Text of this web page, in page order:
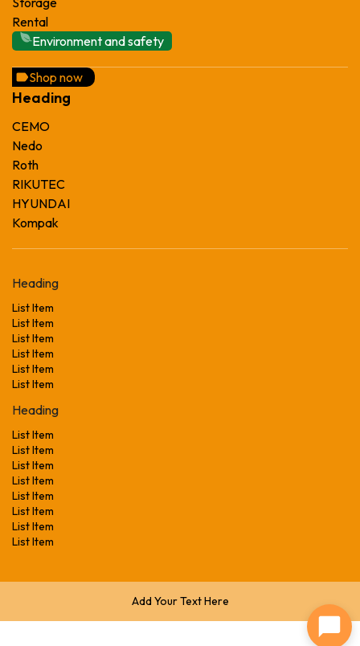
Rental
Environment and safety
Shop now
Heading
CEMO
Nedo
Roth
RIKUTEC
HYUNDAI
Kompak
Heading
List Item
List Item
List Item
List Item
List Item
List Item
Heading
List Item
List Item
List Item
List Item
List Item
List Item
List Item
List Item
Add Your Text Here